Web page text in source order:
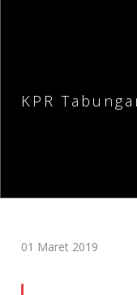
KPR
01 Maret 2019